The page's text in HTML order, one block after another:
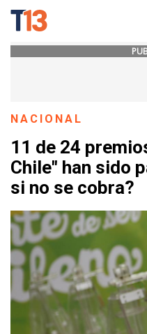
NACIONAL
11 de 24
Chile" han sido
si no se cobra?